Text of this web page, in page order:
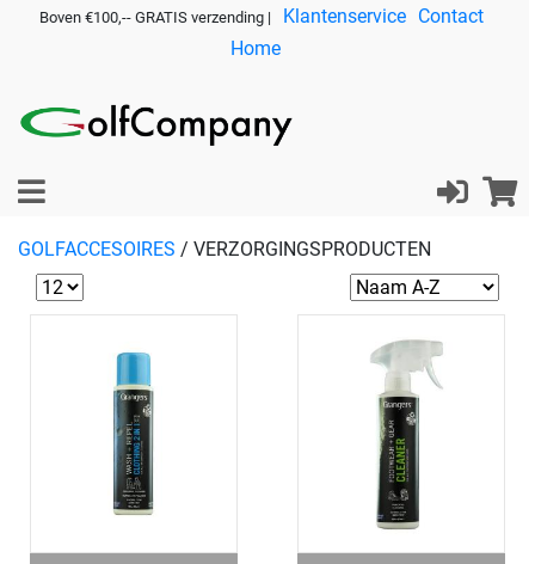
Boven €100,-- GRATIS verzending | Klantenservice Contact
Home
GOLFACCESOIRES / VERZORGINGSPRODUCTEN